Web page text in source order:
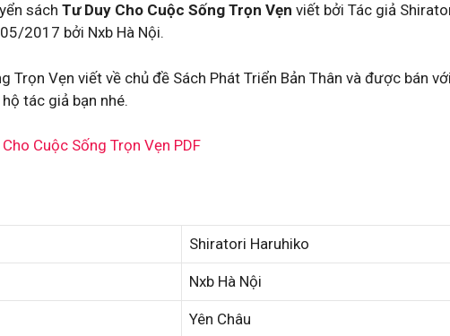
sách Tư Duy Cho Cuộc Sống Trọn Vẹn viết bởi Tác giả
2017 bởi Nxb Hà Nội.
Trọn Vẹn viết về chủ đề Sách Phát Triển Bản Thân và được bán
tác giả bạn nhé.
Cuộc Sống Trọn Vẹn PDF
Shiratori Haruhiko
Nxb Hà Nội
Yên Châu